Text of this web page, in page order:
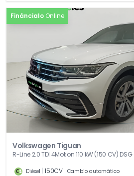
Fináncialo Online
Volkswagen Tiguan
R-Line 2.0 TDI 4Motion 110 kW (150 CV) DSG
Diésel 150CV Cambio automático